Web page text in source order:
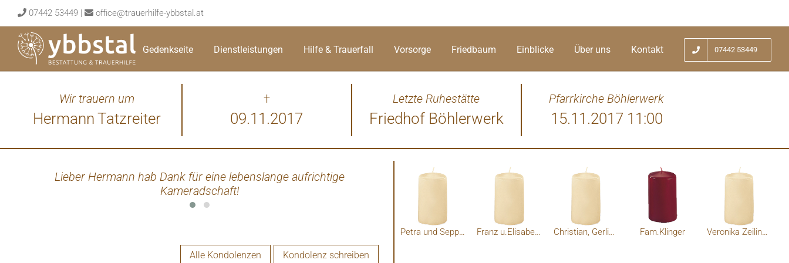
to
content
07442 53449 | office@trauerhilfe-ybbstal.at
Gedenkseite Dienstleistungen Hilfe & Trauerfall Vorsorge Friedbaum Einblicke Über uns Kontakt 07442 53449
Wir trauern um
Hermann Tatzreiter
†
09.11.2017
Letzte Ruhestätte
Friedhof Böhlerwerk
Pfarrkirche Böhlerwerk
15.11.2017 11:00
Lieber Hermann hab Dank für eine lebenslange aufrichtige
Kameradschaft!
Unser Innigstes Beileid an die Trauerfamilie entbieten Fam.Herbert
Alle Kondolenzen Kondolenz schreiben
Petra und Sepp Peirleitner Franz u.Elisabeth Nykodem Au Christian, Gerlinde und Lukas Handsteiner Fam.Klinger Veronika Zeilinger(Ofenberger)